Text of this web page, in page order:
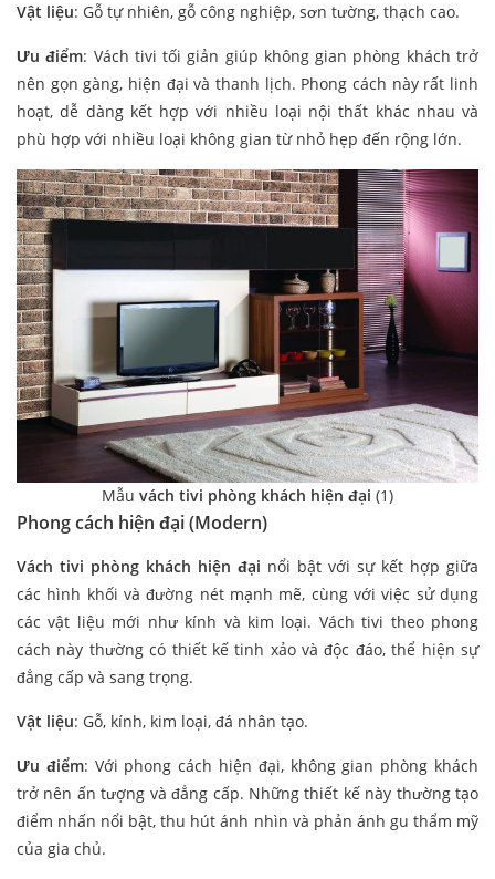
Vật liệu: Gỗ tự nhiên, gỗ công nghiệp, sơn tường, thạch cao.
Ưu điểm: Vách tivi tối giản giúp không gian phòng khách trở
nên gọn gàng, hiện đại và thanh lịch. Phong cách này rất linh
hoạt, dễ dàng kết hợp với nhiều loại nội thất khác nhau và
phù hợp với nhiều loại không gian từ nhỏ hẹp đến rộng lớn.
Mẫu vách tivi phòng khách hiện đại (1)
Phong cách hiện đại (Modern)
Vách tivi phòng khách hiện đại nổi bật với sự kết hợp giữa
các hình khối và đường nét mạnh mẽ, cùng với việc sử dụng
các vật liệu mới như kính và kim loại. Vách tivi theo phong
cách này thường có thiết kế tinh xảo và độc đáo, thể hiện sự
đẳng cấp và sang trọng.
Vật liệu: Gỗ, kính, kim loại, đá nhân tạo.
Ưu điểm: Với phong cách hiện đại, không gian phòng khách
trở nên ấn tượng và đẳng cấp. Những thiết kế này thường tạo
điểm nhấn nổi bật, thu hút ánh nhìn và phản ánh gu thẩm mỹ
của gia chủ.